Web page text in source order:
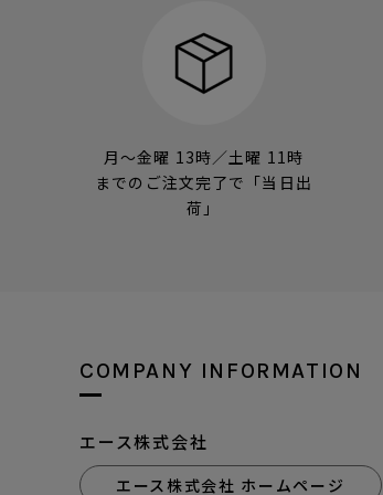
月～金曜 13時／土曜 11時
までのご注文完了で「当日出
荷」
COMPANY INFORMATION
エース株式会社
エース株式会社 ホームページ